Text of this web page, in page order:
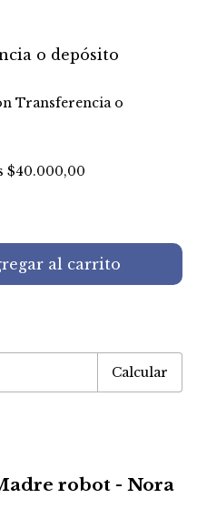
o depósito
Transferencia o
$40.000,00
Calcular
robot - Nora